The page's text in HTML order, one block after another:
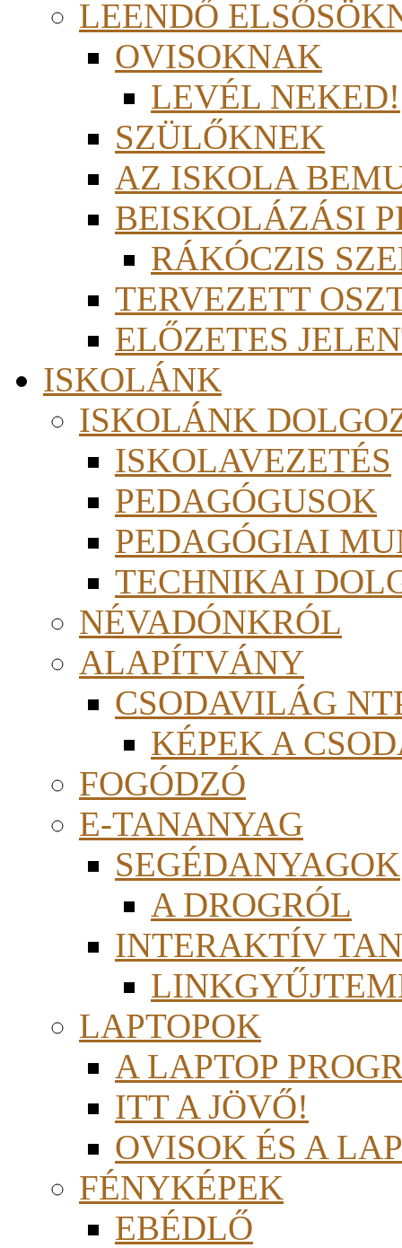
LEENDŐ
OVISOKNAK
LEVÉL NEKED!
SZÜLŐKNEK
AZ ISKOLA
BEISKOLÁZÁSI
RÁKÓCZIS
TERVEZETT
ELŐZETES
ISKOLÁNK
ISKOLÁNK
ISKOLAVEZETÉS
PEDAGÓGUSOK
PEDAGÓGIAI
TECHNIKAI
NÉVADÓNKRÓL
ALAPÍTVÁNY
CSODAVILÁG
KÉPEK A
FOGÓDZÓ
E-TANANYAG
SEGÉDANYAGOK
A DROGRÓL
INTERAKTÍV
LAPTOPOK
A LAPTOP
ITT A JÖVŐ!
OVISOK ÉS A
FÉNYKÉPEK
EBÉDLŐ